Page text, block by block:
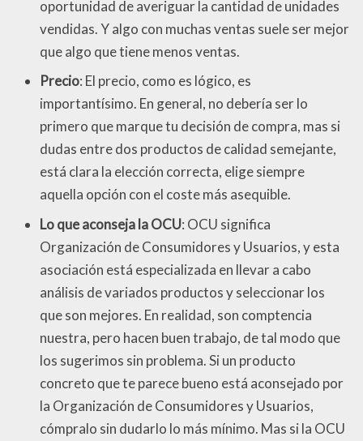
oportunidad de averiguar la cantidad de unidades
vendidas. Y algo con muchas ventas suele ser mejor
que algo que tiene menos ventas.
Precio: El precio, como es lógico, es
importantísimo. En general, no debería ser lo
primero que marque tu decisión de compra, mas si
dudas entre dos productos de calidad semejante,
está clara la elección correcta, elige siempre
aquella opción con el coste más asequible.
Lo que aconseja la OCU: OCU significa
Organización de Consumidores y Usuarios, y esta
asociación está especializada en llevar a cabo
análisis de variados productos y seleccionar los
que son mejores. En realidad, son comptencia
nuestra, pero hacen buen trabajo, de tal modo que
los sugerimos sin problema. Si un producto
concreto que te parece bueno está aconsejado por
la Organización de Consumidores y Usuarios,
cómpralo sin dudarlo lo más mínimo. Mas si la OCU